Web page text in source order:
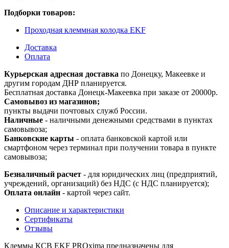
Подборки товаров:
Проходная клеммная колодка EKF
Доставка
Оплата
Курьерская адресная доставка по Донецку, Макеевке и
другим городам ДНР планируется.
Бесплатная доставка Донецк-Макеевка при заказе от 20000р.
Самовывоз из магазинов;
пункты выдачи почтовых служб России.
Наличные - наличными денежными средствами в пунктах
самовывоза;
Банковские карты - оплата банковской картой или
смартфоном через терминал при получении товара в пункте
самовывоза;
Безналичный расчет - для юридических лиц (предприятий,
учреждений, организаций) без НДС (с НДС планируется);
Оплата онлайн - картой через сайт.
Описание и характеристики
Сертификаты
Отзывы
Клеммы КСВ EKF PROxima предназначены для